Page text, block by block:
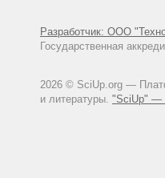
Разработчик: ООО
Государственная
2026 © SciUp.org —
и литературы. "SciUp" —